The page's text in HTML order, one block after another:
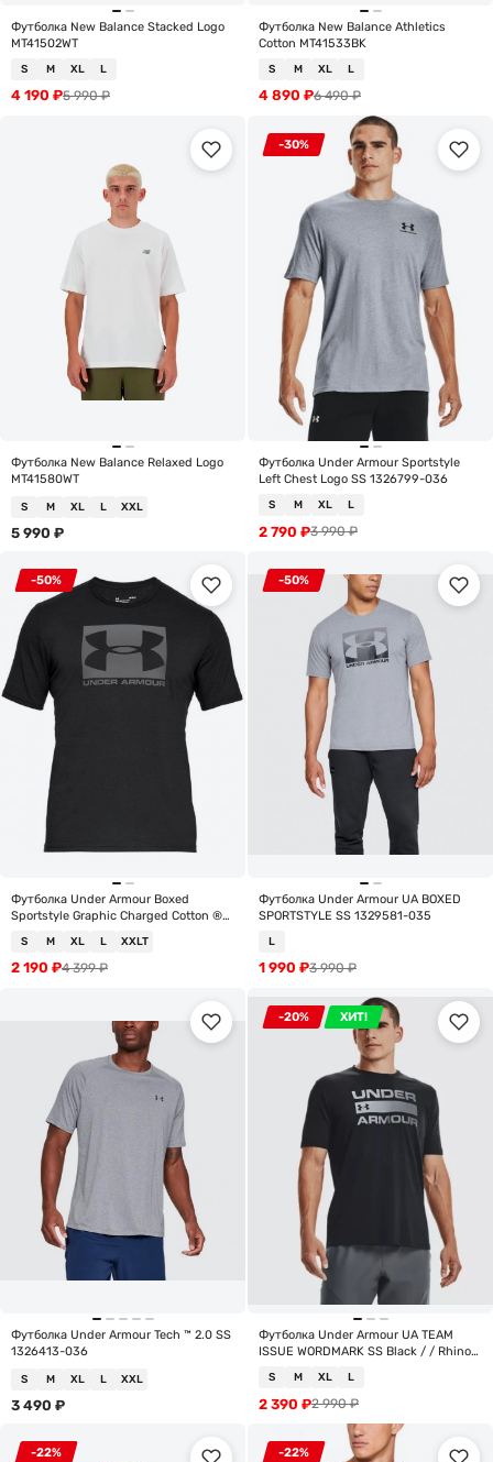
Футболка New Balance Stacked Logo
MT41502WT
S M XL L
5 990₽
4 190 ₽
Футболка New Balance Athletics
Cotton MT41533BK
S M XL L
6 490₽
4 890 ₽
Футболка New Balance Relaxed Logo
MT41580WT
S M XL L XXL
5 990 ₽
-30%
Футболка Under Armour Sportstyle
Left Chest Logo SS 1326799-036
S M XL L
3 990₽
2 790 ₽
-50%
Футболка Under Armour Boxed
Sportstyle Graphic Charged Cotton ®
S M XL L XXLT
4 399₽
2 190 ₽
-50%
Футболка Under Armour UA BOXED
SPORTSTYLE SS 1329581-035
L
3 990₽
1 990 ₽
Футболка Under Armour Tech ™ 2.0 SS
1326413-036
S M XL L XXL
3 490 ₽
-20% ХИТ!
Футболка Under Armour UA TEAM
ISSUE WORDMARK SS Black / / Rhino
S M XL L
2 990₽
2 390 ₽
-22% -22%